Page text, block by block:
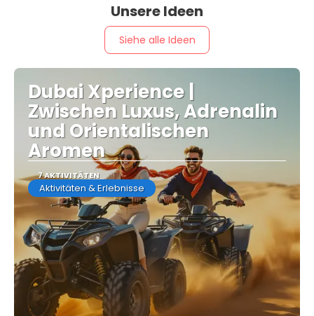
Unsere Ideen
Siehe alle Ideen
Dubai Xperience |
Zwischen Luxus, Adrenalin
und Orientalischen
Aromen
7 AKTIVITÄTEN
Aktivitäten & Erlebnisse